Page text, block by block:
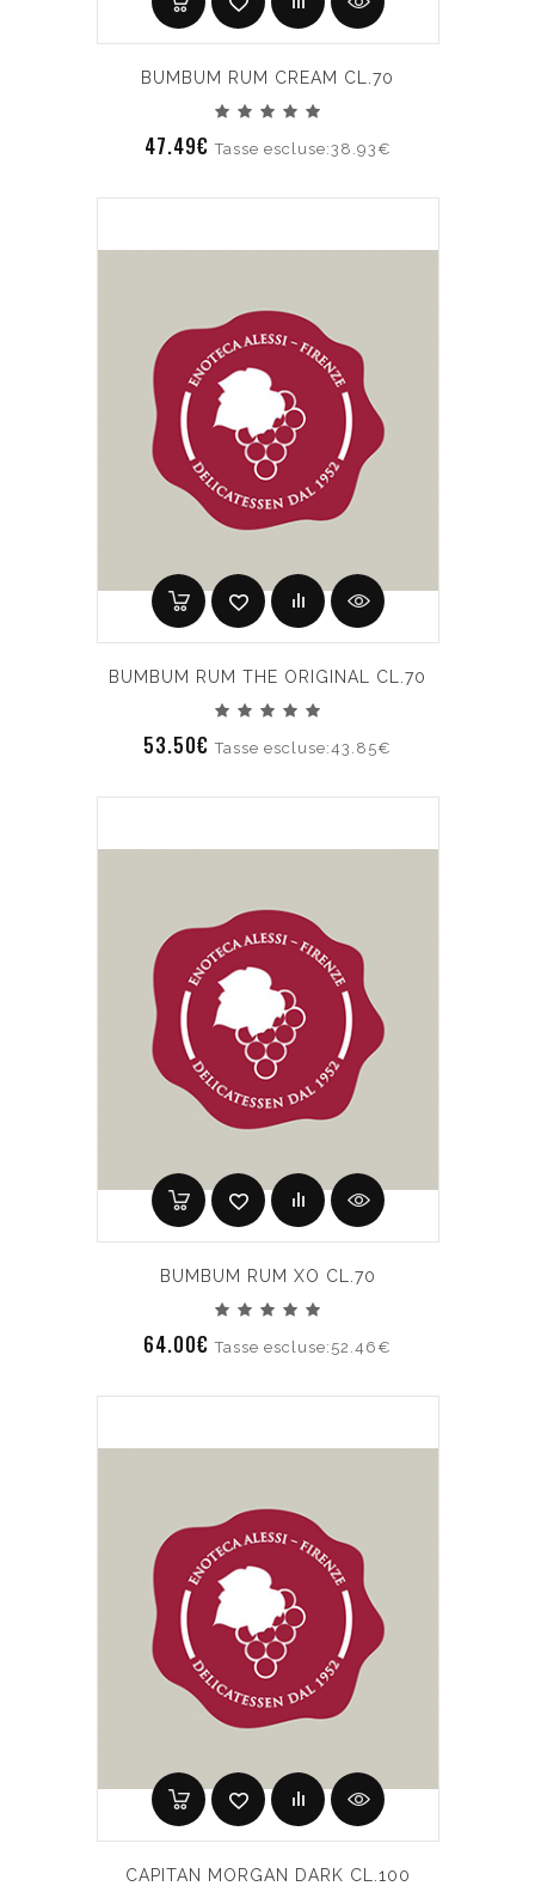
BUMBUM RUM CREAM CL.70
47.49€Tasse escluse:38.93€
BUMBUM RUM THE ORIGINAL CL.70
53.50€Tasse escluse:43.85€
BUMBUM RUM XO CL.70
64.00€Tasse escluse:52.46€
CAPITAN MORGAN DARK CL.100